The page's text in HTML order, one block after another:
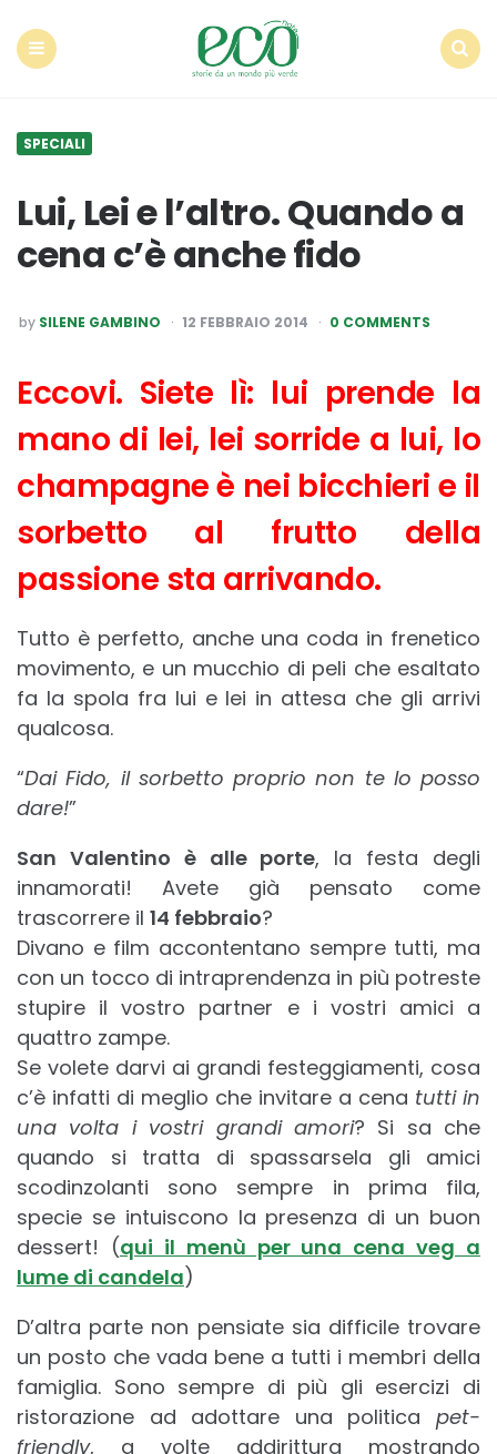
SPECIALI
Lui, Lei e l’altro. Quando a
cena c’è anche fido
POSTED
BY
by SILENE GAMBINO 12 FEBBRAIO 2014 0 COMMENTS
Eccovi. Siete lì: lui prende la
mano di lei, lei sorride a lui, lo
champagne è nei bicchieri e il
sorbetto al frutto della
passione sta arrivando.
Tutto è perfetto, anche una coda in frenetico
movimento, e un mucchio di peli che esaltato
fa la spola fra lui e lei in attesa che gli arrivi
qualcosa.
“Dai Fido, il sorbetto proprio non te lo posso
dare!”
San Valentino è alle porte, la festa degli
innamorati! Avete già pensato come
trascorrere il 14 febbraio?
Divano e film accontentano sempre tutti, ma
con un tocco di intraprendenza in più potreste
stupire il vostro partner e i vostri amici a
quattro zampe.
Se volete darvi ai grandi festeggiamenti, cosa
c’è infatti di meglio che invitare a cena tutti in
una volta i vostri grandi amori? Si sa che
quando si tratta di spassarsela gli amici
scodinzolanti sono sempre in prima fila,
specie se intuiscono la presenza di un buon
dessert! (qui il menù per una cena veg a
lume di candela)
D’altra parte non pensiate sia difficile trovare
un posto che vada bene a tutti i membri della
famiglia. Sono sempre di più gli esercizi di
ristorazione ad adottare una politica pet-
friendly, a volte addirittura mostrando